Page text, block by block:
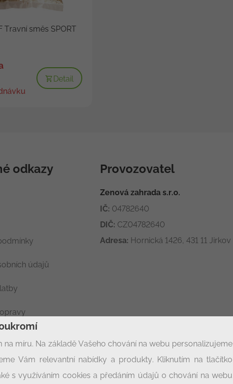
Travní směs SPORT
Detail
odkazy
údajů
Provozovatel
Zenová zahrada s.r.o.
IČ: 04782640
DIČ: CZ04782640
Adresa: Hornická 1426, 431 11 Jirkov
na míru. Na základě Vašeho chování na webu personalizujeme
Vám relevantní nabídky a produkty. Kliknutím na tlačítko
s využíváním cookies a předáním údajů o chování na webu